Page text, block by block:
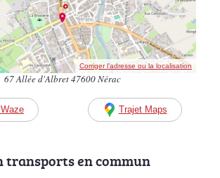
Corriger l’adresse ou la localisation
67 Allée d'Albret 47600 Nérac
Trajet Maps
transports en commun